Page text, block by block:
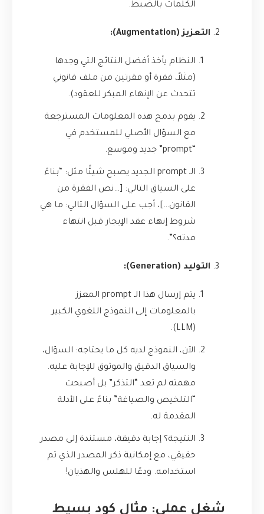
الكلمات بالضبط.
التعزيز (Augmentation):
النظام يأخذ أفضل النتائج التي وجدها
(مثلاً، فقرة أو فقرتين من ملف قانوني
تتحدث عن الإنهاء المبكر للعقود).
يقوم بدمج هذه المعلومات المسترجعة
مع السؤال الأصلي للمستخدم في
الـ prompt الجديد يصبح شيئًا مثل: “بناءً
على السياق التالي: […نص الفقرة من
القانون…]، أجب على السؤال التالي: ما هي
شروط إنهاء عقد الإيجار قبل انتهاء
مدته؟”.
التوليد (Generation):
يتم إرسال هذا الـ prompt المعزز
بالمعلومات إلى النموذج اللغوي الكبير
(LLM).
الآن، النموذج لديه كل ما يحتاجه: السؤال،
والسياق الدقيق والموثوق للإجابة عليه.
مهمته لم تعد “التذكر” بل أصبحت
“التلخيص والصياغة” بناءً على الأدلة
المقدمة له.
النتيجة؟ إجابة دقيقة، مستندة إلى مصدر
حقيقي، مع إمكانية ذكر المصدر الذي تم
استخدامه. ودعًا للهلس والهذيان!
شغل عملي: مثال كود بسيط